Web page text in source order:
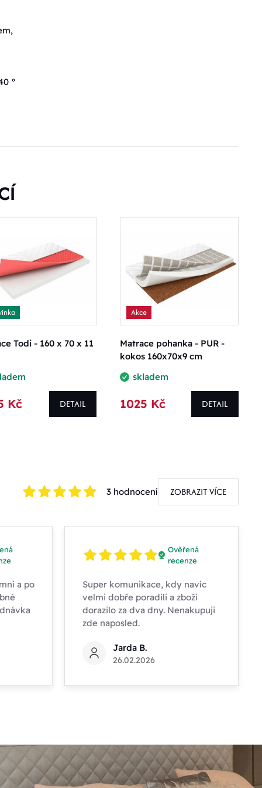
°
Todi - 160 x 70 x 11
Kč DETAIL
Akce
Matrace pohanka - PUR -
kokos 160x70x9 cm
skladem
1025 Kč DETAIL
3 hodnocení ZOBRAZIT VÍCE
a po
Ověřená
recenze
Super komunikace, kdy navíc
velmi dobře poradili a zboží
dorazilo za dva dny. Nenakupuji
zde naposled.
Jarda B.
26.02.2026